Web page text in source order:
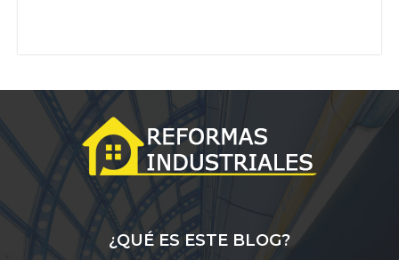
¿QUÉ ES ESTE BLOG?